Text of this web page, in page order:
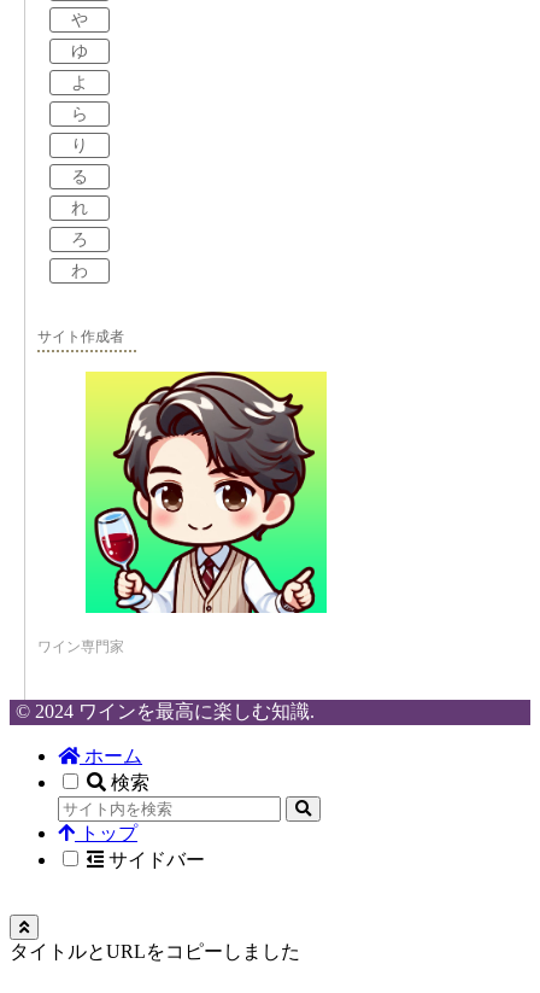
や
ゆ
よ
ら
り
る
れ
ろ
わ
サイト作成者
ワイン専門家
© 2024 ワインを最高に楽しむ知識.
ホーム
検索
トップ
サイドバー
タイトルとURLをコピーしました